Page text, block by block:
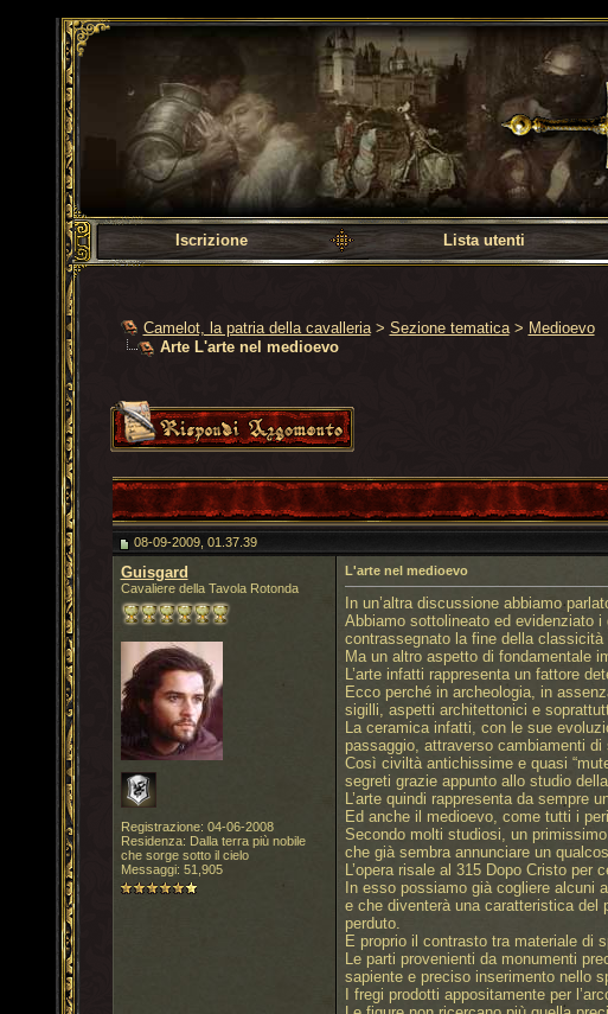
Camelot, la patria della cavalleria
Iscrizione Lista utenti
Camelot, la patria della cavalleria > Sezione tematica > Medioevo
Arte L'arte nel medioevo
08-09-2009, 01.37.39
Guisgard
Cavaliere della Tavola Rotonda
Registrazione: 04-06-2008
Residenza: Dalla terra più nobile
che sorge sotto il cielo
Messaggi: 51,905
L'arte nel medioevo
In un’altra discussione abbiamo
Abbiamo sottolineato ed evidenziato
contrassegnato la fine della classicità
Ma un altro aspetto di fondamentale
L’arte infatti rappresenta un fattore
Ecco perché in archeologia, in
sigilli, aspetti architettonici e
La ceramica infatti, con le sue
passaggio, attraverso cambiamenti
Così civiltà antichissime e quasi
segreti grazie appunto allo studio
L’arte quindi rappresenta da sempre
Ed anche il medioevo, come tutti i
Secondo molti studiosi, un
che già sembra annunciare un
L’opera risale al 315 Dopo Cristo per
In esso possiamo già cogliere alcuni
e che diventerà una caratteristica del
perduto.
E proprio il contrasto tra materiale di
Le parti provenienti da monumenti
sapiente e preciso inserimento nello
I fregi prodotti appositamente per